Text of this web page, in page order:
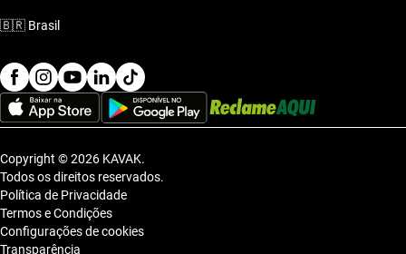
🇧🇷 Brasil
Copyright © 2026 KAVAK.
Todos os direitos reservados.
Política de Privacidade
Termos e Condições
Configurações de cookies
Transparência